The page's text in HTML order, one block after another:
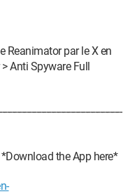
Reanimator par le X en
Anti Spyware Full
­---------------------------------------
the App here*